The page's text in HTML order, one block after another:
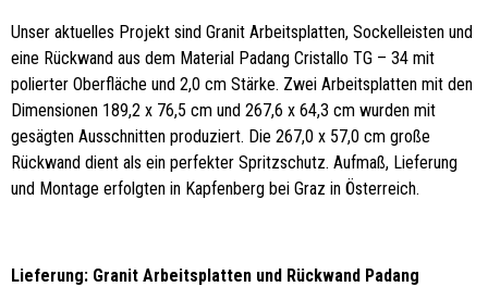
Unser aktuelles Projekt sind Granit Arbeitsplatten, Sockelleisten und
eine Rückwand aus dem Material Padang Cristallo TG – 34 mit
polierter Oberfläche und 2,0 cm Stärke. Zwei Arbeitsplatten mit den
Dimensionen 189,2 x 76,5 cm und 267,6 x 64,3 cm wurden mit
gesägten Ausschnitten produziert. Die 267,0 x 57,0 cm große
Rückwand dient als ein perfekter Spritzschutz. Aufmaß, Lieferung
und Montage erfolgten in Kapfenberg bei Graz in Österreich.
Lieferung: Granit Arbeitsplatten und Rückwand Padang